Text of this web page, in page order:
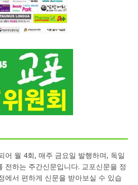
어 월 4회, 매주 금요일 발행하며, 독일
전하는 주간신문입니다. 교포신문을 정
에서 편하게 신문을 받아보실 수 있습